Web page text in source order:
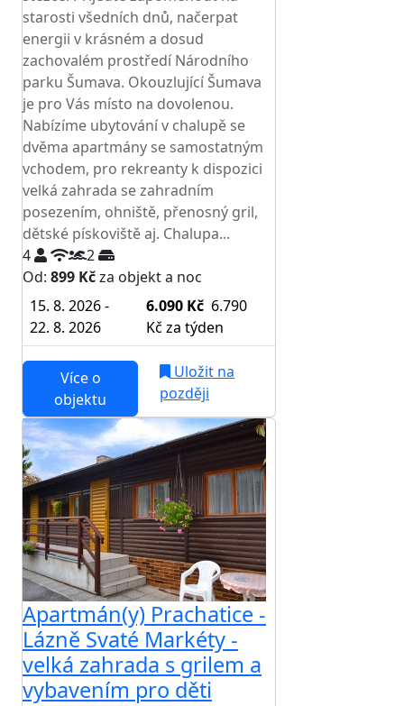
starosti všedních dnů, načerpat
energii v krásném a dosud
zachovalém prostředí Národního
parku Šumava. Okouzlující Šumava
je pro Vás místo na dovolenou.
Nabízíme ubytování v chalupě se
dvěma apartmány se samostatným
vchodem, pro rekreanty k dispozici
velká zahrada se zahradním
posezením, ohniště, přenosný gril,
dětské pískoviště aj. Chalupa...
4
2
Od: 899 Kčza objekt a noc
15. 8. 2026 -
22. 8. 2026
6.090 Kč 6.790
Kč za týden
Více o
objektu
Uložit na
později
Apartmán(y) Prachatice -
Lázně Svaté Markéty -
velká zahrada s grilem a
vybavením pro děti